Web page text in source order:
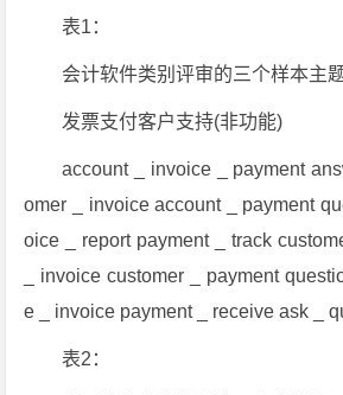
表1：
会计软件类别评审的三个样本主题
发票支付客户支持(非功能)
account _ invoice _ payment
omer _ invoice account _ payment
oice _ report payment _ track
_ invoice customer _ payment
e _ invoice payment _ receive ask _
表2：